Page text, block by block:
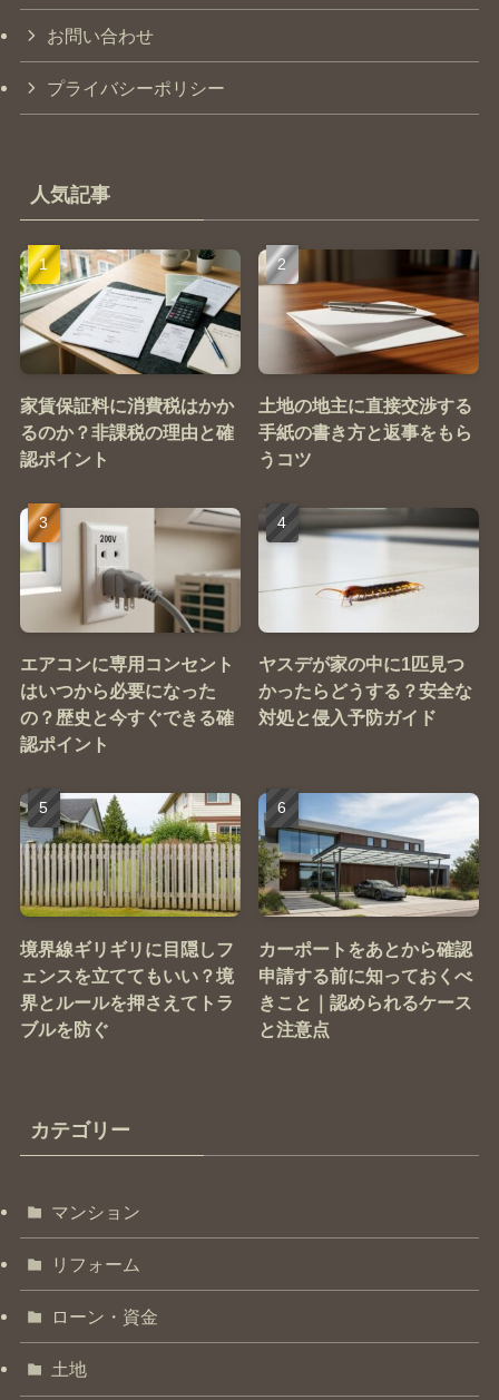
お問い合わせ
プライバシーポリシー
人気記事
家賃保証料に消費税はかか
るのか？非課税の理由と確
認ポイント
土地の地主に直接交渉する
手紙の書き方と返事をもら
うコツ
エアコンに専用コンセント
はいつから必要になった
の？歴史と今すぐできる確
認ポイント
ヤスデが家の中に1匹見つ
かったらどうする？安全な
対処と侵入予防ガイド
境界線ギリギリに目隠しフ
ェンスを立ててもいい？境
界とルールを押さえてトラ
ブルを防ぐ
カーポートをあとから確認
申請する前に知っておくべ
きこと｜認められるケース
と注意点
カテゴリー
マンション
リフォーム
ローン・資金
土地